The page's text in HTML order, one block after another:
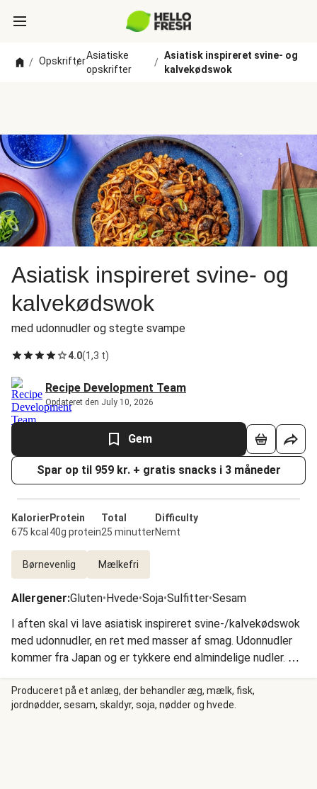
/ Opskrifter
/
Asiatiske
opskrifter
/
Asiatisk inspireret svine- og
kalvekødswok
Asiatisk inspireret svine- og
kalvekødswok
med udonnudler og stegte svampe
4.0(1,3 t)
Recipe Development Team
Opdateret den July 10, 2026
Gem
Spar op til 959 kr. + gratis snacks i 3 måneder
Kalorier
675 kcal
Protein
40g protein
Total
25 minutter
Difficulty
Nemt
Børnevenlig Mælkefri
Allergener:Gluten•Hvede•Soja•Sulfitter•Sesam
I aften skal vi lave asiatisk inspireret svine-/kalvekødswok
med udonnudler, en ret med masser af smag. Udonnudler
kommer fra Japan og er tykkere end almindelige nudler. Vi
steger champignon, gulerod og hakket svine-/kalvekød, og
krydrer med hvidløg, asiatisk woksauce og sojasauce.
Derefter blander vi udonnudler i, og pynter med forårsløg.
Produceret på et anlæg, der behandler æg, mælk, fisk,
jordnødder, sesam, skaldyr, soja, nødder og hvede.